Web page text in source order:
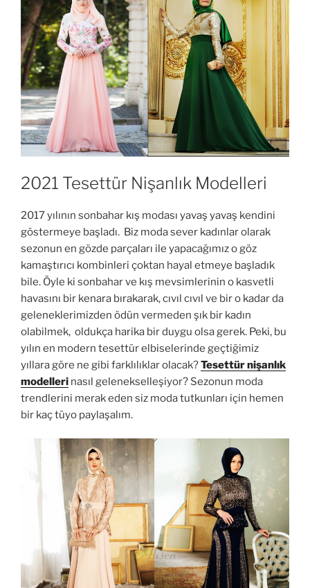
2021 Tesettür Nişanlık Modelleri
2017 yılının sonbahar kış modası yavaş yavaş kendini
göstermeye başladı. Biz moda sever kadınlar olarak
sezonun en gözde parçaları ile yapacağımız o göz
kamaştırıcı kombinleri çoktan hayal etmeye başladık
bile. Öyle ki sonbahar ve kış mevsimlerinin o kasvetli
havasını bir kenara bırakarak, cıvıl cıvıl ve bir o kadar da
geleneklerimizden ödün vermeden şık bir kadın
olabilmek, oldukça harika bir duygu olsa gerek. Peki, bu
yılın en modern tesettür elbiselerinde geçtiğimiz
yıllara göre ne gibi farklılıklar olacak?Tesettür nişanlık
modelleri nasıl gelenekselleşiyor? Sezonun moda
trendlerini merak eden siz moda tutkunları için hemen
bir kaç tüyo paylaşalım.